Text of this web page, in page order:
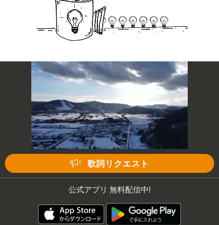
歌詞リクエスト
公式アプリ 無料配信中!